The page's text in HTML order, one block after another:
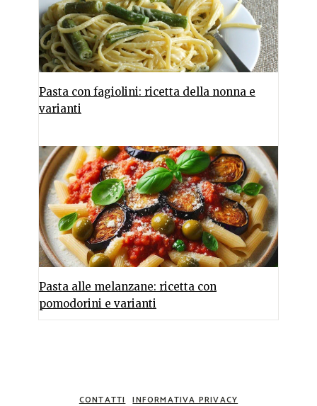
Pasta con fagiolini: ricetta della nonna e
varianti
Pasta alle melanzane: ricetta con
pomodorini e varianti
CONTATTI INFORMATIVA PRIVACY